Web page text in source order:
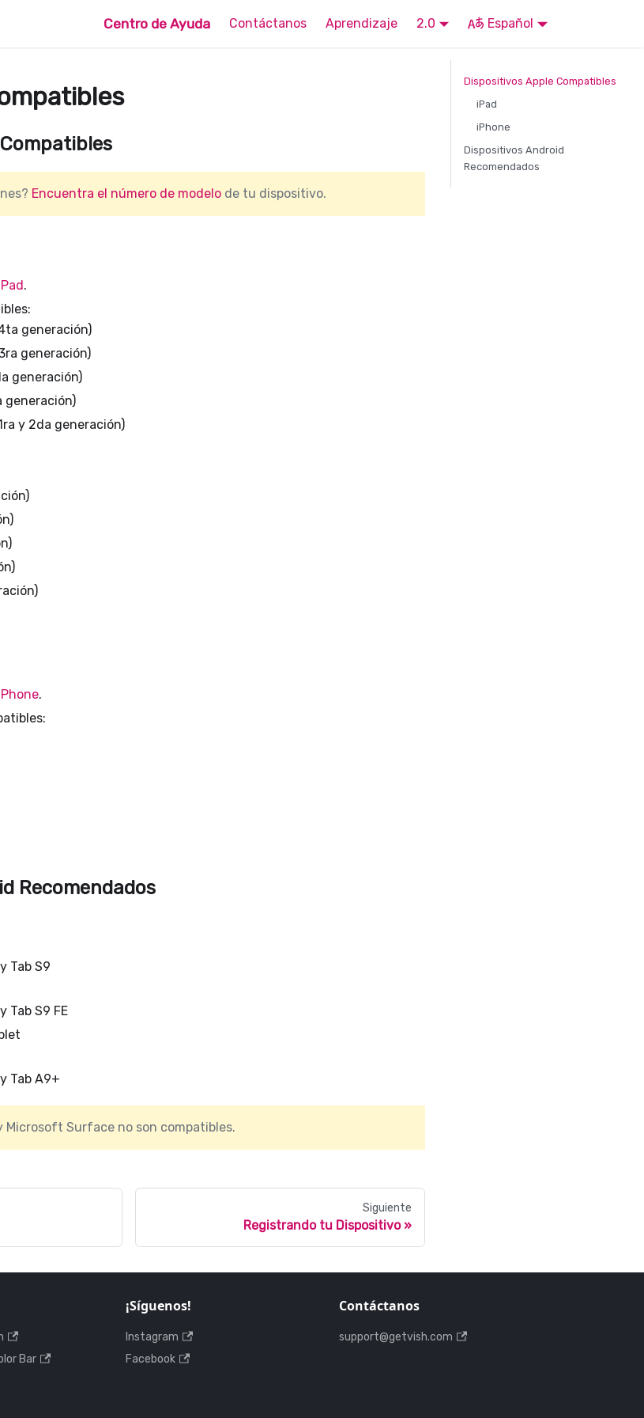
Centro de Ayuda Contáctanos Aprendizaje 2.0 Español
Encuentra el número de modelo de tu dispositivo.
.
generación)
generación)
generación)
generación)
y 2da generación)
.
Recomendados
Tab S9
Tab S9 FE
Tab A9+
Microsoft Surface no son compatibles.
Siguiente
Registrando tu Dispositivo
Dispositivos Apple Compatibles
iPad
iPhone
Dispositivos Android
Recomendados
Bar
¡Síguenos!
Instagram
Facebook
Contáctanos
support@getvish.com